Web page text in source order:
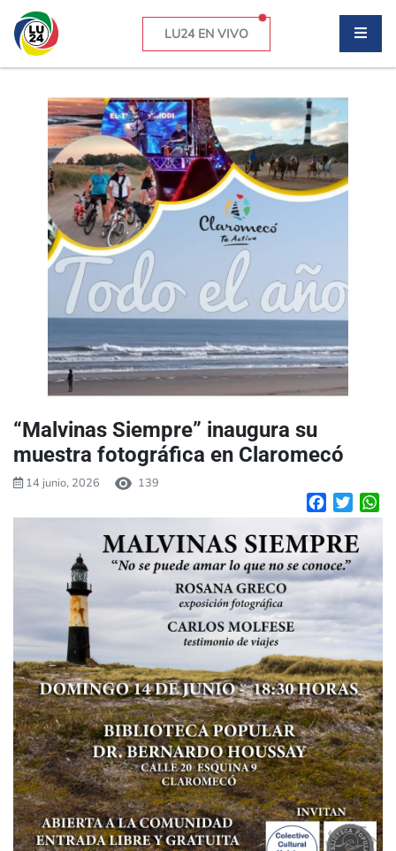
LU24 EN VIVO
“Malvinas Siempre” inaugura su
muestra fotográfica en Claromecó
14 junio, 2026 139
Facebook